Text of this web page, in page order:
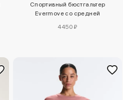
Спортивный бюстгальтер
Evermove со средней
4450 ₽